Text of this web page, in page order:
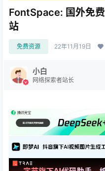
FontSpace: 国外免
站
免费资源 22年11月19日
小白
网络探索者站长